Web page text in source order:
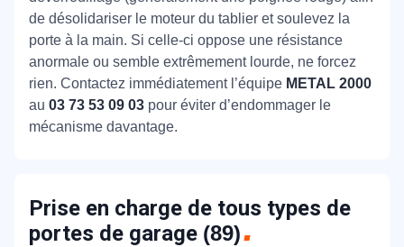
de désolidariser le moteur du tablier et soulevez la
porte à la main. Si celle-ci oppose une résistance
anormale ou semble extrêmement lourde, ne forcez
rien. Contactez immédiatement l’équipe METAL 2000
au 03 73 53 09 03 pour éviter d’endommager le
mécanisme davantage.
Prise en charge de tous types de
portes de garage (89)